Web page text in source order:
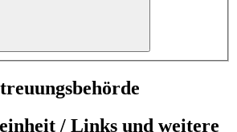
/ Links und weitere